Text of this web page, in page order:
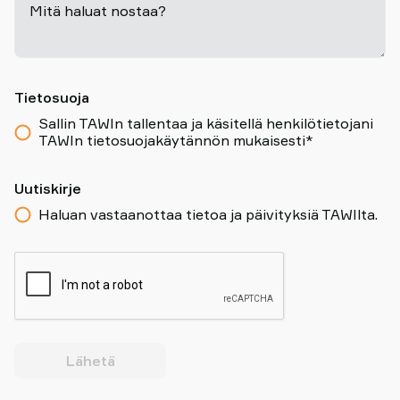
Mitä haluat nostaa?
Tietosuoja
Sallin TAWIn tallentaa ja käsitellä henkilötietojani
TAWIn tietosuojakäytännön mukaisesti*
Uutiskirje
Haluan vastaanottaa tietoa ja päivityksiä TAWIlta.
Lähetä